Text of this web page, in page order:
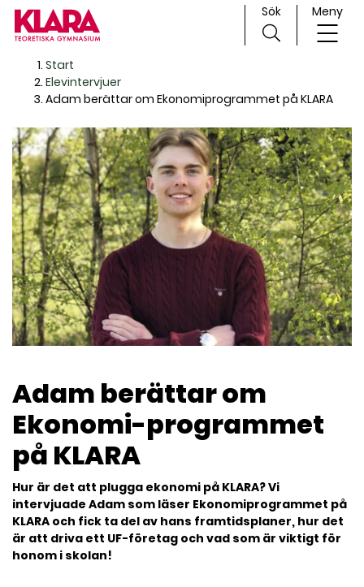
Huvudnavigation
Sök Meny
Start
Elevintervjuer
Adam berättar om Ekonomiprogrammet på KLARA
Adam berättar om
Ekonomi-programmet
på KLARA
Hur är det att plugga ekonomi på KLARA? Vi
intervjuade Adam som läser Ekonomiprogrammet på
KLARA och fick ta del av hans framtidsplaner, hur det
är att driva ett UF-företag och vad som är viktigt för
honom i skolan!